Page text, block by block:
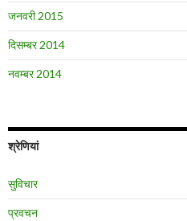
जनवरी 2015
दिसम्बर 2014
नवम्बर 2014
श्रेणियां
सुविचार
प्रवचन